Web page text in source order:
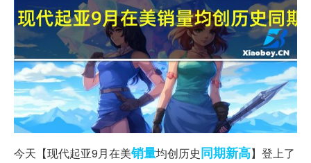
今天【现代起亚9月在美销量均创历史同期新高】登上了